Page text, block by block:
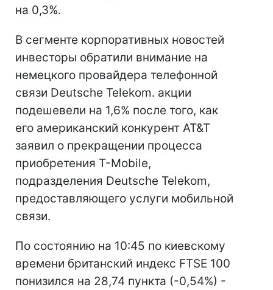
на 0,3%.
В сегменте корпоративных новостей
инвесторы обратили внимание на
немецкого провайдера телефонной
связи Deutsche Telekom. акции
подешевели на 1,6% после того, как
его американский конкурент AT&T
заявил о прекращении процесса
приобретения T-Mobile,
подразделения Deutsche Telekom,
предоставляющего услуги мобильной
связи.
По состоянию на 10:45 по киевскому
времени британский индекс FTSE 100
понизился на 28,74 пункта (-0,54%) -